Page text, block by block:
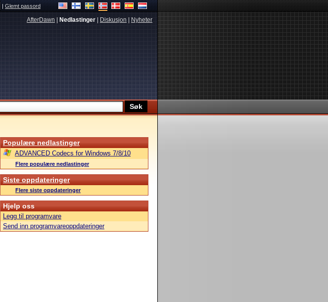
|Glemt passord
AfterDawn Nedlastinger Diskusjon Nyheter
Populære nedlastinger
ADVANCED Codecs for Windows 7/8/10
Flere populære nedlastinger
Siste oppdateringer
Flere siste oppdateringer
Hjelp oss
Legg til programvare
Send inn programvareoppdateringer